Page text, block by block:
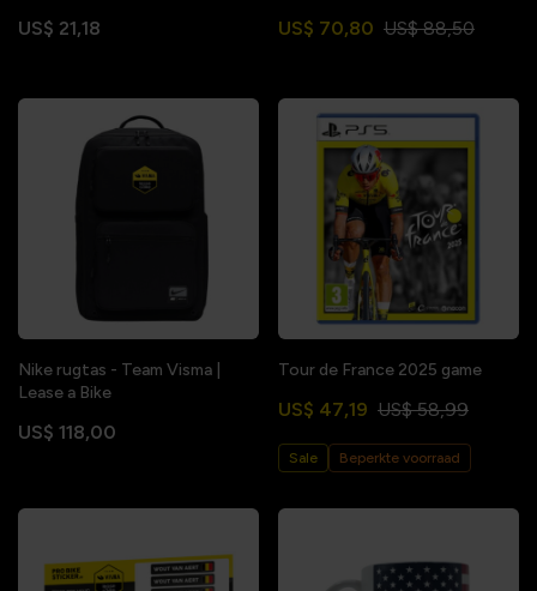
US$ 21,18 US$ 70,80 US$ 88,50
Nike rugtas - Team Visma |
Lease a Bike
US$ 118,00
Tour de France 2025 game
US$ 47,19 US$ 58,99
Sale Beperkte voorraad